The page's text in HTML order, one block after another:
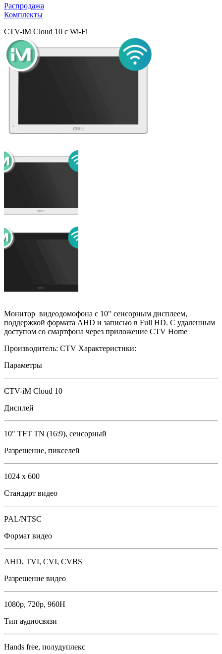
Распродажа
Комплекты
CTV-iM Cloud 10 с Wi-Fi
Монитор видеодомофона с 10" сенсорным дисплеем,
поддержкой формата AHD и записью в Full HD. С удаленным
доступом со смартфона через приложение CTV Home
Производитель: CTV Характеристики:
Параметры
CTV-iM Cloud 10
Дисплей
10" TFT TN (16:9), сенсорный
Разрешение, пикселей
1024 x 600
Стандарт видео
PAL/NTSC
Формат видео
AHD, TVI, CVI, CVBS
Разрешение видео
1080p, 720р, 960H
Тип аудиосвязи
Hands free, полудуплекс